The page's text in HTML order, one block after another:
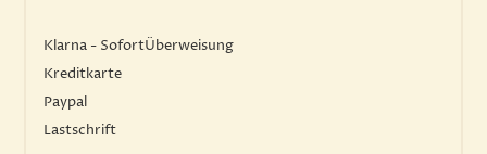
Klarna - SofortÜberweisung
Kreditkarte
Paypal
Lastschrift